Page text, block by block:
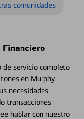
comunidades
de servicio completo
en Murphy.
necesidades
transacciones
hablar con nuestro